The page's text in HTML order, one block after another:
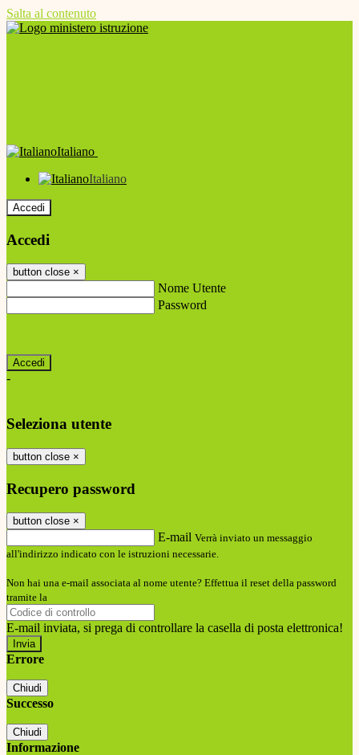
Salta al contenuto
Italiano
Italiano
Accedi
Accedi
button close ×
Nome Utente
Password
-
Seleziona utente
button close ×
Recupero password
button close ×
E-mail Verrà inviato un messaggio
all'indirizzo indicato con le istruzioni necessarie.
Non hai una e-mail associata al nome utente? Effettua il reset della password
tramite la
E-mail inviata, si prega di controllare la casella di posta elettronica!
Errore
Chiudi
Successo
Chiudi
Informazione